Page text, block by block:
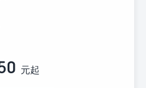
元起